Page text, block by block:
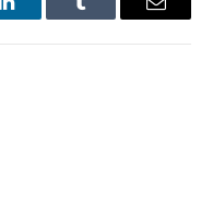
LinkedInTumblr
E-